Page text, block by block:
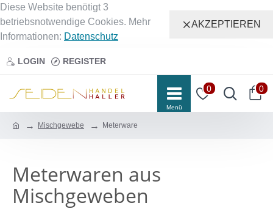
Diese Website benötigt 3
betriebsnotwendige Cookies. Mehr
Informationen: Datenschutz
AKZEPTIEREN
LOGIN REGISTER
0 0
Mischgewebe Meterware
Meterwaren aus
Mischgeweben